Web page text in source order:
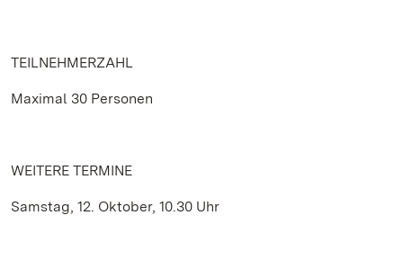
TEILNEHMERZAHL
Maximal 30 Personen
WEITERE TERMINE
Samstag, 12. Oktober, 10.30 Uhr